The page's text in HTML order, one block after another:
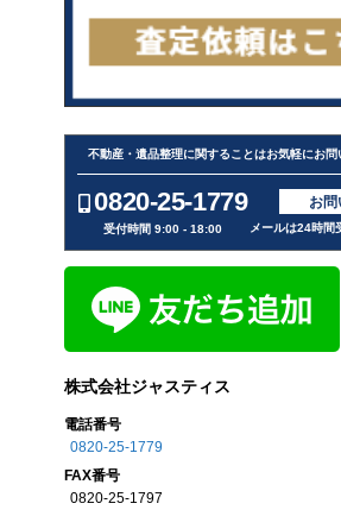
不動産・遺品整理に関することはお気軽にお問
0820-25-1779
受付時間 9:00 - 18:00
お問
メールは24時間
株式会社ジャスティス
電話番号
0820-25-1779
FAX番号
0820-25-1797